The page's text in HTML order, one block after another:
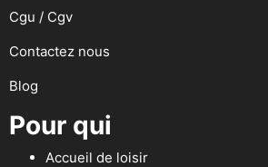
Cgu / Cgv
Contactez nous
Blog
Pour qui
Accueil de loisir